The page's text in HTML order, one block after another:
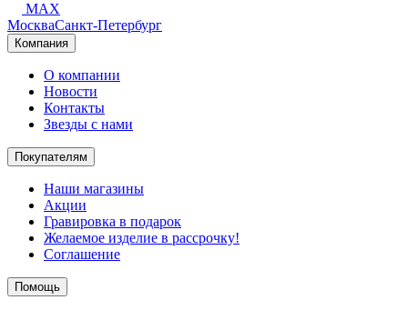
MAX
МоскваСанкт-Петербург
Компания
О компании
Новости
Контакты
Звезды с нами
Покупателям
Наши магазины
Акции
Гравировка в подарок
Желаемое изделие в рассрочку!
Соглашение
Помощь